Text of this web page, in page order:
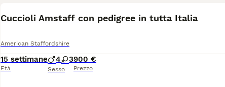
Cuccioli Amstaff con pedigree in tutta Italia
American Staffordshire
15 settimane
Età
4 3
Sesso
900 €
Prezzo